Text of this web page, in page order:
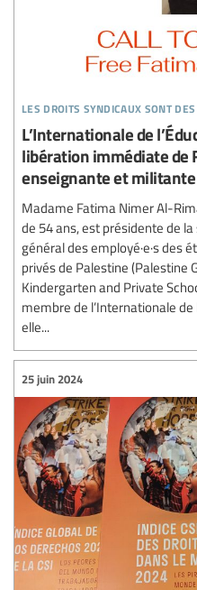
les droits syndicaux sont
L’Internationale de
libération immédiate de
enseignante et
Madame Fatima Nimer Al-
de 54 ans, est présidente de
général des employé·e·s des
privés de Palestine (Palestine
Kindergarten and Private
membre de l’Internationale de
elle...
25 juin 2024